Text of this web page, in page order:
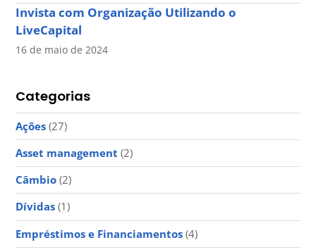
Invista com Organização Utilizando o
LiveCapital
16 de maio de 2024
Categorias
Ações (27)
Asset management (2)
Câmbio (2)
Dívidas (1)
Empréstimos e Financiamentos (4)